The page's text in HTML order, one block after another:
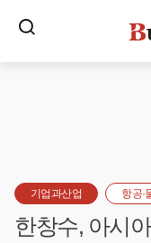
기업과산업 항공·
한창수, 아시